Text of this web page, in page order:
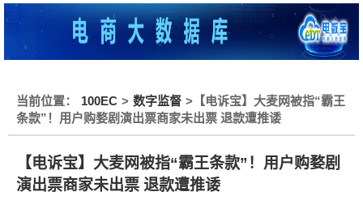
当前位置： 100EC > 数字监督 > 【电诉宝】大麦网被指“霸王
条款”！用户购婺剧演出票商家未出票 退款遭推诿
【电诉宝】大麦网被指“霸王条款”！用户购婺剧
演出票商家未出票 退款遭推诿